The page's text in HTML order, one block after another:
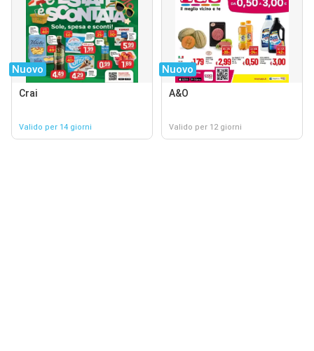
Nuovo
Crai
Valido per 14 giorni
Nuovo
A&O
Valido per 12 giorni